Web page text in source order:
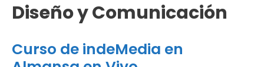
Diseño y Comunicación
Curso de indeMedia en